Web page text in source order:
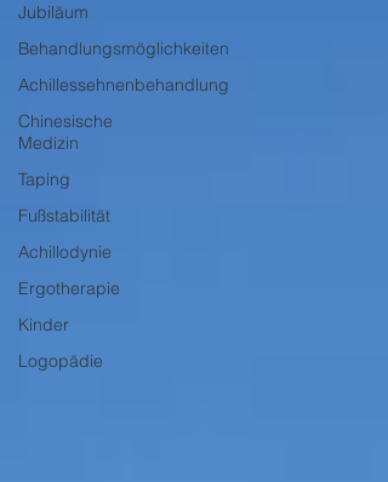
Jubiläum
Behandlungsmöglichkeiten
Achillessehnenbehandlung
Chinesische
Medizin
Taping
Fußstabilität
Achillodynie
Ergotherapie
Kinder
Logopädie